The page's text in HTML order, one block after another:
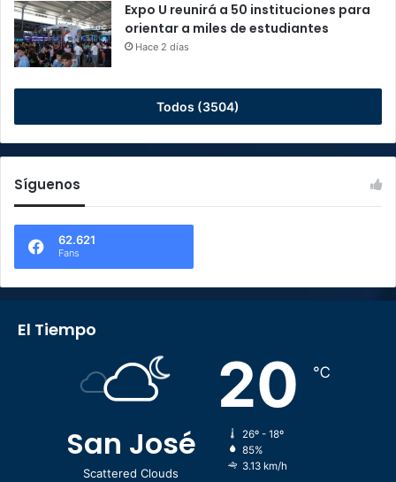
Expo U reunirá a 50 instituciones para
orientar a miles de estudiantes
Hace 2 días
Todos (3504)
Síguenos
62.621
Fans
El Tiempo
San José
Scattered Clouds
20 ℃
26º - 18º
85%
3.13 km/h